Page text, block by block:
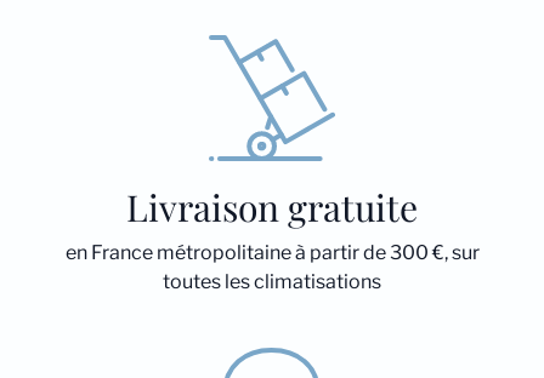
Livraison gratuite
en France métropolitaine à partir de 300 €, sur
toutes les climatisations